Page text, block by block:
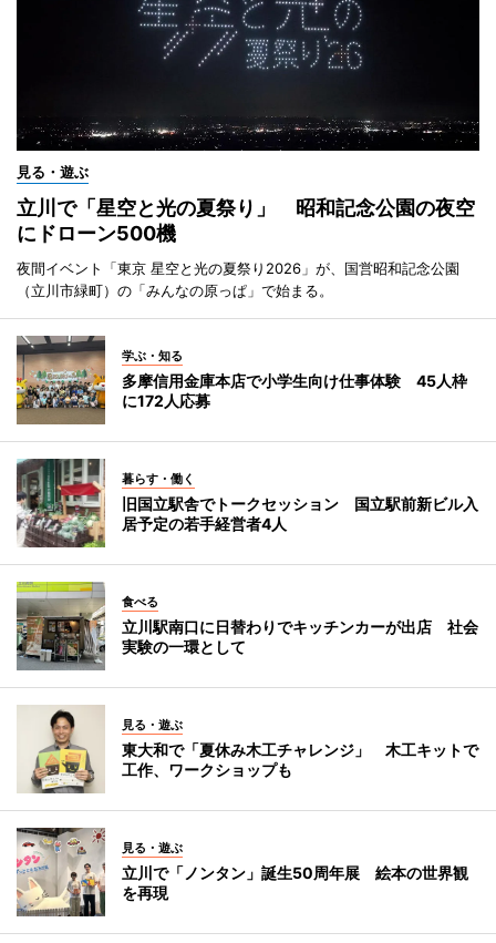
見る・遊ぶ
立川で「星空と光の夏祭り」 昭和記念公園の夜空
にドローン500機
夜間イベント「東京 星空と光の夏祭り2026」が、国営昭和記念公園
（立川市緑町）の「みんなの原っぱ」で始まる。
学ぶ・知る
多摩信用金庫本店で小学生向け仕事体験 45人枠
に172人応募
暮らす・働く
旧国立駅舎でトークセッション 国立駅前新ビル入
居予定の若手経営者4人
食べる
立川駅南口に日替わりでキッチンカーが出店 社会
実験の一環として
見る・遊ぶ
東大和で「夏休み木工チャレンジ」 木工キットで
工作、ワークショップも
見る・遊ぶ
立川で「ノンタン」誕生50周年展 絵本の世界観
を再現